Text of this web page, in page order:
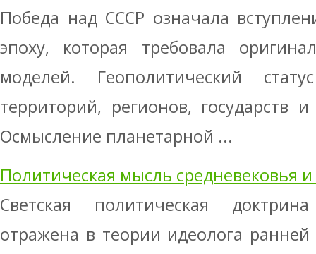
Победа над СССР означала
эпоху, которая требовала
моделей. Геополитический
территорий, регионов, государств
Осмысление планетарной ...
Политическая мысль средневековья
Светская политическая
отражена в теории идеолога ранней